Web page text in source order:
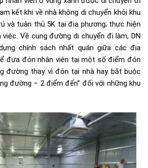
kết khi về nhà không di chuyển khỏi khu
và tuân thủ 5K tại địa phương; thực hiện
Về cung đường di chuyển đi làm, DN
chính sách nhất quán giữa các địa
đưa đón nhân viên tại một số điểm đón
đường thay vì đón tại nhà hay bắt buộc
đường – 2 điểm đến” đối với những khu